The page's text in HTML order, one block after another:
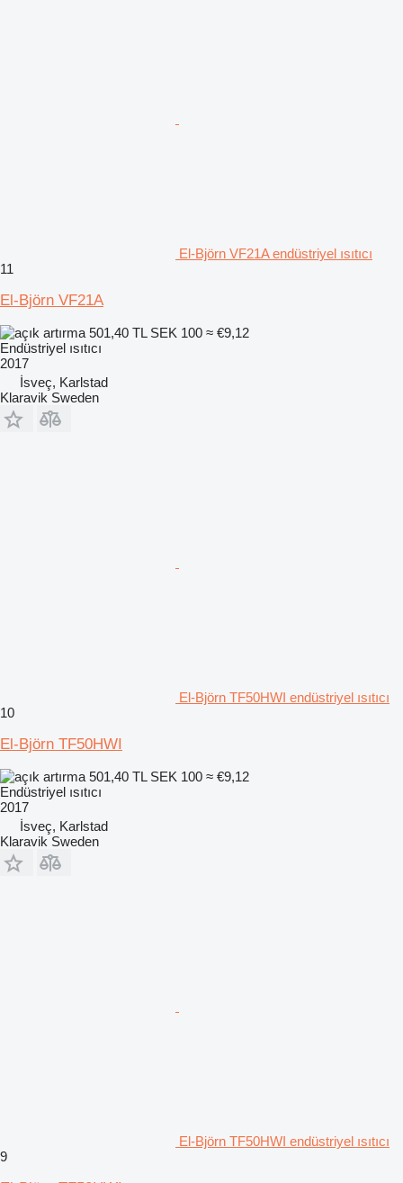
El-Björn VF21A endüstriyel ısıtıcı
11
El-Björn VF21A
501,40 TL SEK 100 ≈ €9,12
Endüstriyel ısıtıcı
2017
İsveç, Karlstad
Klaravik Sweden
El-Björn TF50HWI endüstriyel ısıtıcı
10
El-Björn TF50HWI
501,40 TL SEK 100 ≈ €9,12
Endüstriyel ısıtıcı
2017
İsveç, Karlstad
Klaravik Sweden
El-Björn TF50HWI endüstriyel ısıtıcı
9